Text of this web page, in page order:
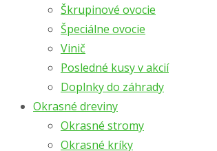
Škrupinové ovocie
Špeciálne ovocie
Vinič
Posledné kusy v akcií
Doplnky do záhrady
Okrasné dreviny
Okrasné stromy
Okrasné kríky